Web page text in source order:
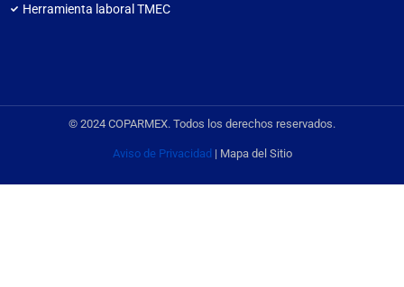
Herramienta laboral TMEC
© 2024 COPARMEX. Todos los derechos reservados.
Aviso de Privacidad | Mapa del Sitio